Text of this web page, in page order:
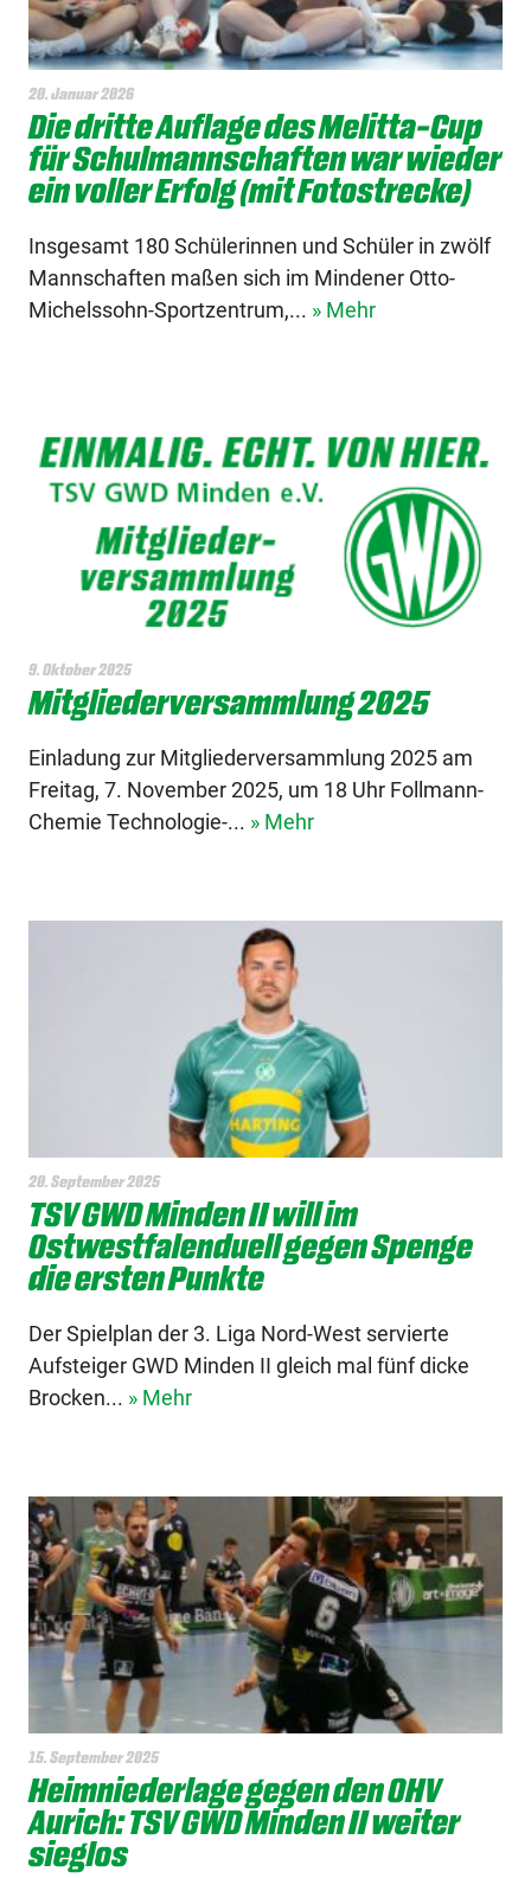
20. Januar 2026
Die dritte Auflage des Melitta-Cup
für Schulmannschaften war wieder
ein voller Erfolg (mit Fotostrecke)
Insgesamt 180 Schülerinnen und Schüler in zwölf
Mannschaften maßen sich im Mindener Otto-
Michelssohn-Sportzentrum,... » Mehr
9. Oktober 2025
Mitgliederversammlung 2025
Einladung zur Mitgliederversammlung 2025 am
Freitag, 7. November 2025, um 18 Uhr Follmann-
Chemie Technologie-... » Mehr
20. September 2025
TSV GWD Minden II will im
Ostwestfalenduell gegen Spenge
die ersten Punkte
Der Spielplan der 3. Liga Nord-West servierte
Aufsteiger GWD Minden II gleich mal fünf dicke
Brocken... » Mehr
15. September 2025
Heimniederlage gegen den OHV
Aurich: TSV GWD Minden II weiter
sieglos